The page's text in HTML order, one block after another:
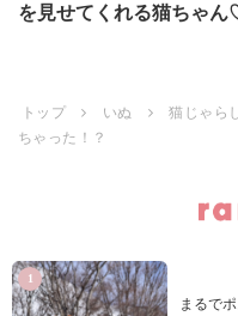
を見せてくれる猫ちゃ
トップ いぬ
猫じゃら
ちゃった！？
まるで